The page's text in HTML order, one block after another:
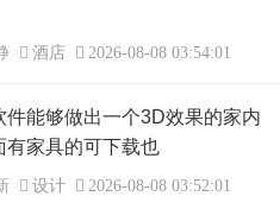
酒店 2026-08-08 03:54:01
件能够做出一个3D效果的家内
有家具的可下载也
设计 2026-08-08 03:52:01